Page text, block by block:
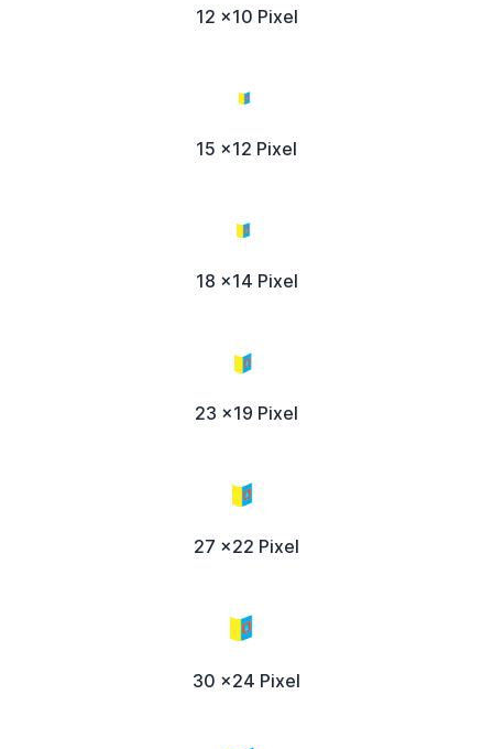
12 x10 Pixel
15 x12 Pixel
18 x14 Pixel
23 x19 Pixel
27 x22 Pixel
30 x24 Pixel